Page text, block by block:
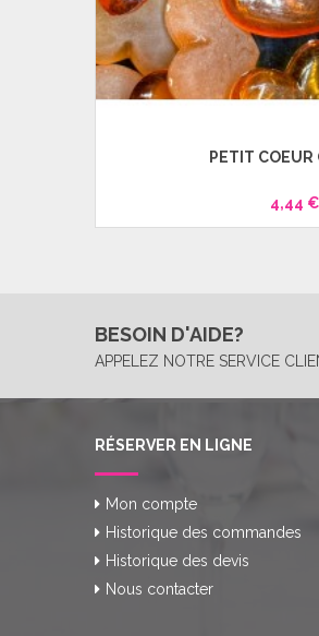
PETIT COEUR
4,44 €
BESOIN D'AIDE?
APPELEZ NOTRE SERVICE
RÉSERVER EN LIGNE
Mon compte
Historique des commandes
Historique des devis
Nous contacter